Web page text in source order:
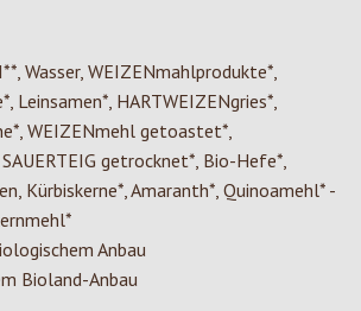
Wasser, WEIZENmahlprodukte*,
Leinsamen*, HARTWEIZENgries*,
WEIZENmehl getoastet*,
getrocknet*, Bio-Hefe*,
Kürbiskerne*, Amaranth*, Quinoamehl* -
Anbau
Bioland-Anbau